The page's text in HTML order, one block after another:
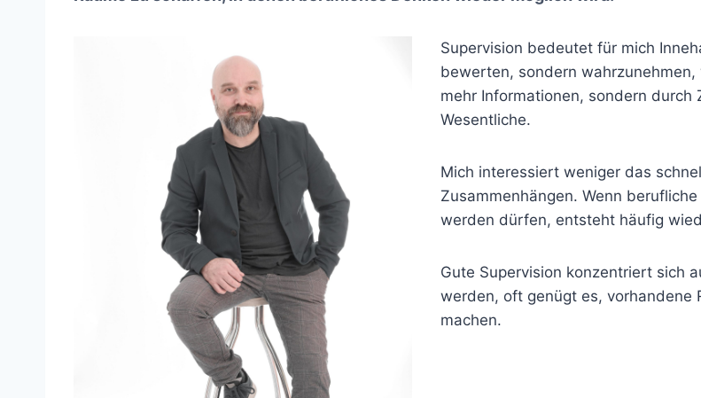
Supervision bedeutet für mich
bewerten, sondern
mehr Informationen, sondern durch
Wesentliche.
Mich interessiert weniger das
Zusammenhängen. Wenn
werden dürfen, entsteht häufig
Gute Supervision konzentriert sich
werden, oft genügt es, vorhandene
machen.